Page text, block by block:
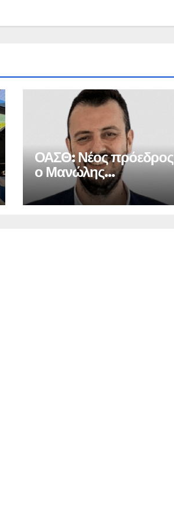
ΟΑΣΘ: Νέος πρόεδρος
ο Μανώλης
Μπελιμπασάκης